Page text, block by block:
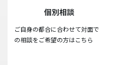
個別相談
ご自身の都合に合わせて対面で
の相談をご希望の方はこちら